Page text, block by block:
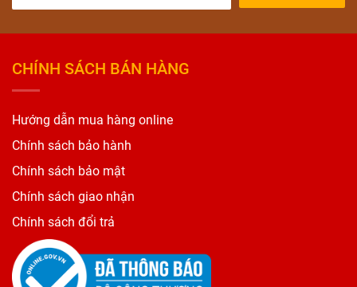
CHÍNH SÁCH BÁN HÀNG
Hướng dẫn mua hàng online
Chính sách bảo hành
Chính sách bảo mật
Chính sách giao nhận
Chính sách đổi trả